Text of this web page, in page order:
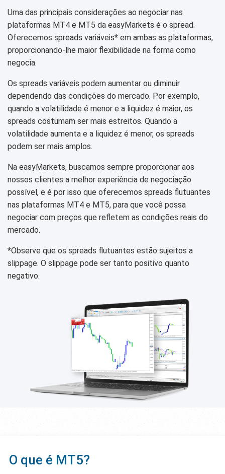
Uma das principais considerações ao negociar nas
plataformas MT4 e MT5 da easyMarkets é o spread.
Oferecemos spreads variáveis* em ambas as plataformas,
proporcionando-lhe maior flexibilidade na forma como
negocia.
Os spreads variáveis podem aumentar ou diminuir
dependendo das condições do mercado. Por exemplo,
quando a volatilidade é menor e a liquidez é maior, os
spreads costumam ser mais estreitos. Quando a
volatilidade aumenta e a liquidez é menor, os spreads
podem ser mais amplos.
Na easyMarkets, buscamos sempre proporcionar aos
nossos clientes a melhor experiência de negociação
possível, e é por isso que oferecemos spreads flutuantes
nas plataformas MT4 e MT5, para que você possa
negociar com preços que refletem as condições reais do
mercado.
*Observe que os spreads flutuantes estão sujeitos a
slippage. O slippage pode ser tanto positivo quanto
negativo.
O que é MT5?